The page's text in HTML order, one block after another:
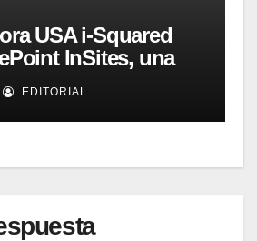
USA i-Squared
InSites, una
para que los
una organización
sacar el mayor
EDITORIAL